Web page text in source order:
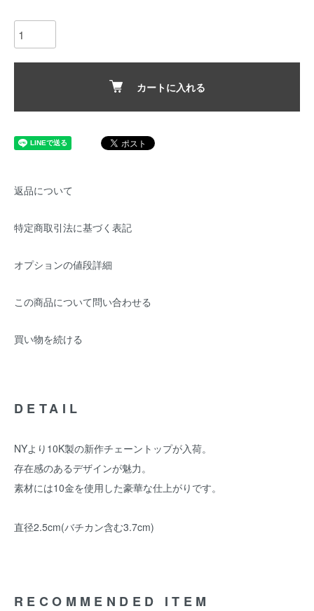
カートに入れる
返品について
特定商取引法に基づく表記
オプションの値段詳細
この商品について問い合わせる
買い物を続ける
DETAIL
NYより10K製の新作チェーントップが入荷。
存在感のあるデザインが魅力。
素材には10金を使用した豪華な仕上がりです。
直径2.5cm(バチカン含む3.7cm)
RECOMMENDED ITEM